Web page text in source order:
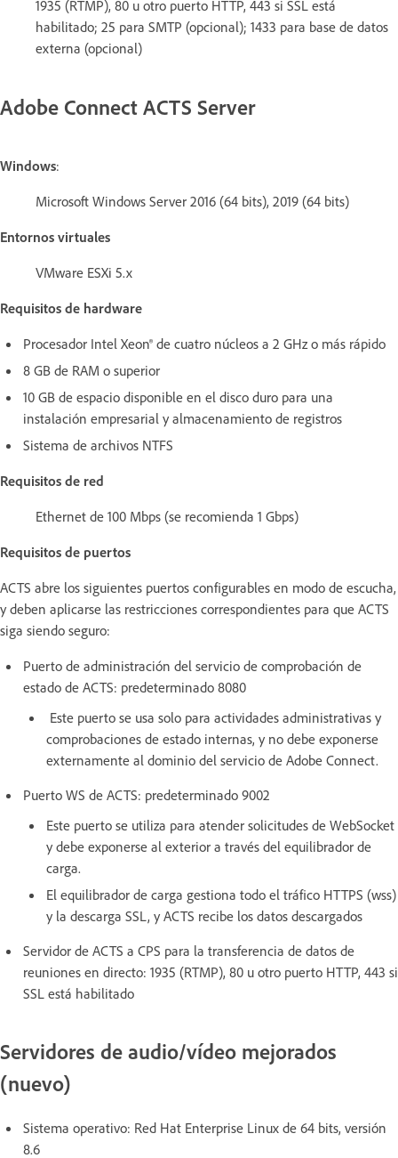
1935 (RTMP), 80 u otro puerto HTTP, 443 si SSL está
habilitado; 25 para SMTP (opcional); 1433 para base de datos
externa (opcional)
Adobe Connect ACTS Server
Windows:
Microsoft Windows Server 2016 (64 bits), 2019 (64 bits)
Entornos virtuales
VMware ESXi 5.x
Requisitos de hardware
Procesador Intel Xeon® de cuatro núcleos a 2 GHz o más rápido
8 GB de RAM o superior
10 GB de espacio disponible en el disco duro para una
instalación empresarial y almacenamiento de registros
Sistema de archivos NTFS
Requisitos de red
Ethernet de 100 Mbps (se recomienda 1 Gbps)
Requisitos de puertos
ACTS abre los siguientes puertos configurables en modo de escucha,
y deben aplicarse las restricciones correspondientes para que ACTS
siga siendo seguro:
Puerto de administración del servicio de comprobación de
estado de ACTS: predeterminado 8080
Este puerto se usa solo para actividades administrativas y
comprobaciones de estado internas, y no debe exponerse
externamente al dominio del servicio de Adobe Connect.
Puerto WS de ACTS: predeterminado 9002
Este puerto se utiliza para atender solicitudes de WebSocket
y debe exponerse al exterior a través del equilibrador de
carga.
El equilibrador de carga gestiona todo el tráfico HTTPS (wss)
y la descarga SSL, y ACTS recibe los datos descargados
Servidor de ACTS a CPS para la transferencia de datos de
reuniones en directo: 1935 (RTMP), 80 u otro puerto HTTP, 443 si
SSL está habilitado
Servidores de audio/vídeo mejorados
(nuevo)
Sistema operativo: Red Hat Enterprise Linux de 64 bits, versión
8.6